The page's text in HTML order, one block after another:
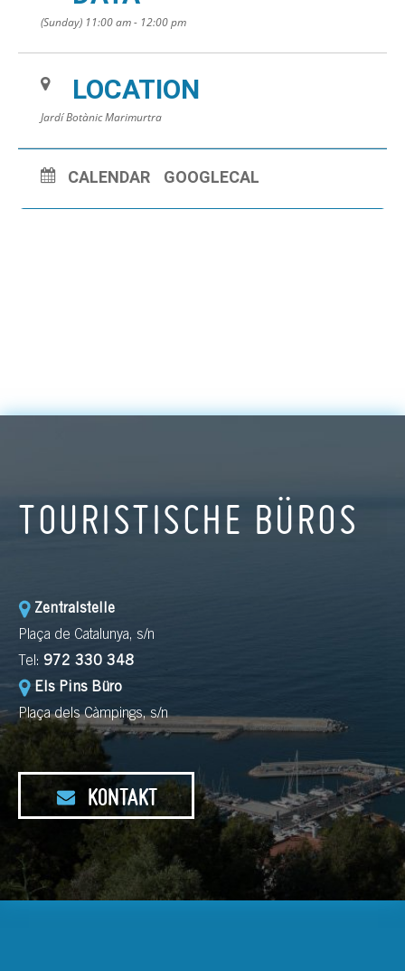
(Sunday) 11:00 am - 12:00 pm
LOCATION
Jardí Botànic Marimurtra
CALENDAR GOOGLECAL
TOURISTISCHE BÜROS
Zentralstelle
Plaça de Catalunya, s/n
Tel: 972 330 348
Els Pins Büro
Plaça dels Càmpings, s/n
KONTAKT